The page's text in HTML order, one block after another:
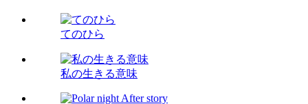
てのひら
私の生きる意味